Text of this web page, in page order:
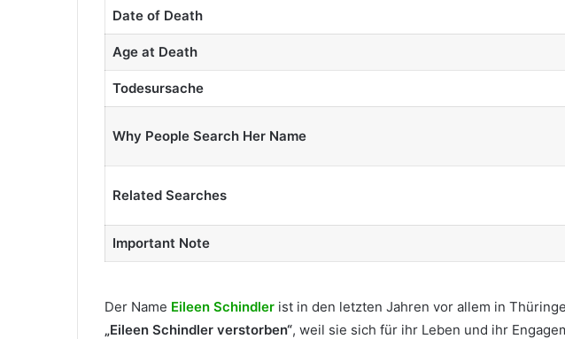
Date of Death
Age at Death
Todesursache
Why People Search Her Name
Related Searches
Important Note
Der Name Eileen Schindler ist in den letzten Jahren vor allem in
„Eileen Schindler verstorben“, weil sie sich für ihr Leben und ihr